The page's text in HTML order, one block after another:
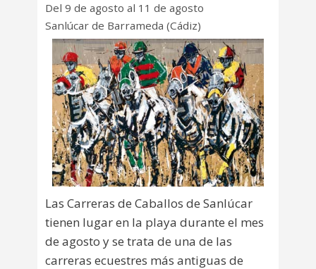
Del 9 de agosto al 11 de agosto
Sanlúcar de Barrameda (Cádiz)
Las Carreras de Caballos de Sanlúcar
tienen lugar en la playa durante el mes
de agosto y se trata de una de las
carreras ecuestres más antiguas de